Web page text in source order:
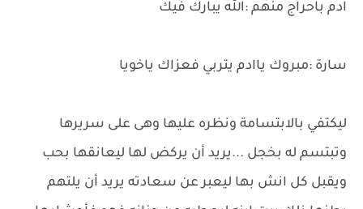
ادم باحراج منهم :الله يبارك فيك
سارة :مبروك ياادم يتربي فعزاك ياخويا
ليكتفي بالابتسامة ونظره عليها وهى على سريرها
وتبتسم له بخجل ...يريد أن يركض لها ليعانقها بحب
ويقبل كل انش بها ليعبر عن سعادته يريد أن يلتهم